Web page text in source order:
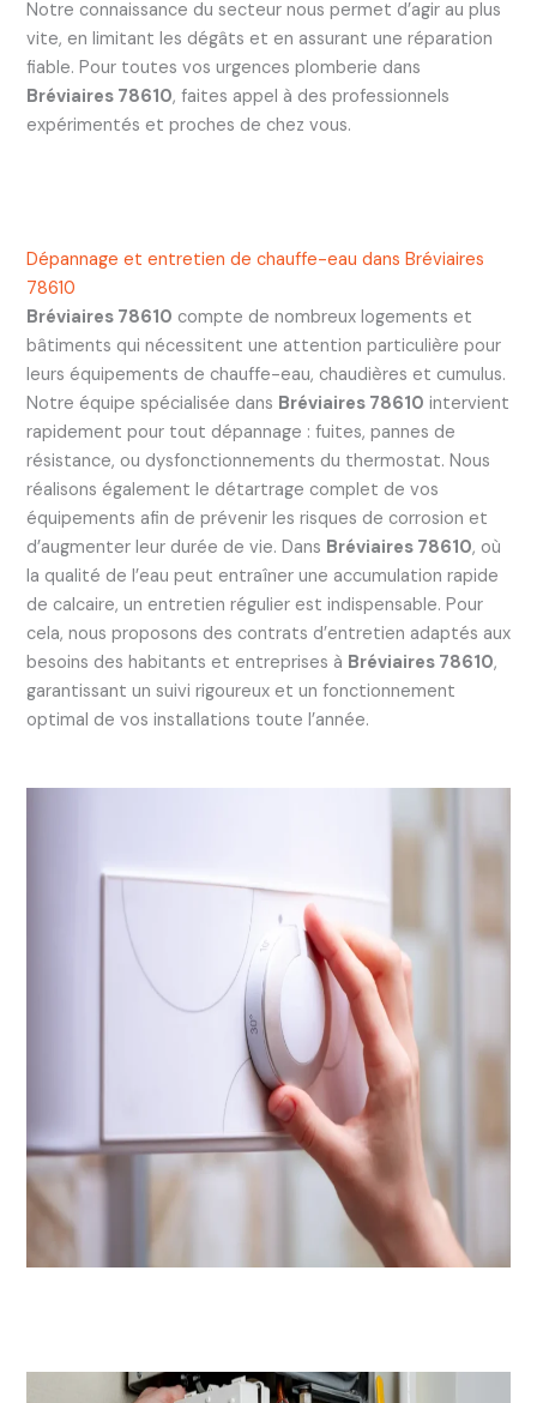
Notre connaissance du secteur nous permet d’agir au plus
vite, en limitant les dégâts et en assurant une réparation
fiable. Pour toutes vos urgences plomberie dans
Bréviaires 78610, faites appel à des professionnels
expérimentés et proches de chez vous.
Dépannage et entretien de chauffe-eau dans Bréviaires
78610
Bréviaires 78610 compte de nombreux logements et
bâtiments qui nécessitent une attention particulière pour
leurs équipements de chauffe-eau, chaudières et cumulus.
Notre équipe spécialisée dans Bréviaires 78610 intervient
rapidement pour tout dépannage : fuites, pannes de
résistance, ou dysfonctionnements du thermostat. Nous
réalisons également le détartrage complet de vos
équipements afin de prévenir les risques de corrosion et
d’augmenter leur durée de vie. Dans Bréviaires 78610, où
la qualité de l’eau peut entraîner une accumulation rapide
de calcaire, un entretien régulier est indispensable. Pour
cela, nous proposons des contrats d’entretien adaptés aux
besoins des habitants et entreprises à Bréviaires 78610,
garantissant un suivi rigoureux et un fonctionnement
optimal de vos installations toute l’année.